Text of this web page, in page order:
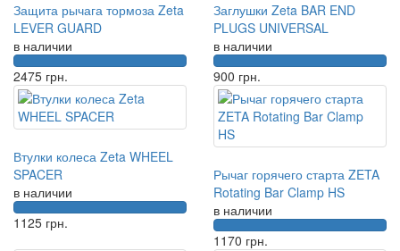
Защита рычага тормоза Zeta
LEVER GUARD
в наличии
2475 грн.
Заглушки Zeta BAR END
PLUGS UNIVERSAL
в наличии
900 грн.
Втулки колеса Zeta WHEEL
SPACER
в наличии
1125 грн.
Рычаг горячего старта ZETA
Rotating Bar Clamp HS
в наличии
1170 грн.